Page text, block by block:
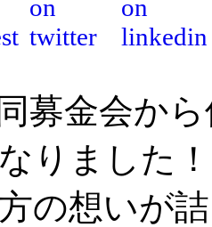
募金会か
りました！
の想いが